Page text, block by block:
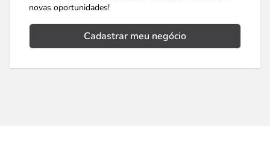
novas oportunidades!
Cadastrar meu negócio